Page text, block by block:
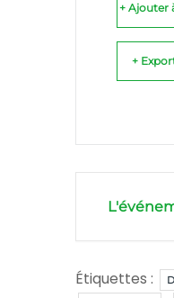
+ Ajouter
+
Étiquettes :